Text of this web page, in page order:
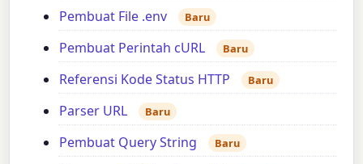
Pembuat File .env Baru
Pembuat Perintah cURL Baru
Referensi Kode Status HTTP Baru
Parser URL Baru
Pembuat Query String Baru